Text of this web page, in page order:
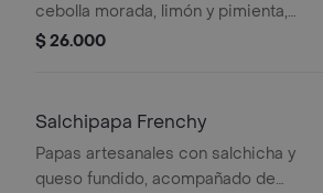
cebolla morada, limón y pimienta,
acompañado de patacones.
$ 26.000
Salchipapa Frenchy
Papas artesanales con salchicha y
queso fundido, acompañado de